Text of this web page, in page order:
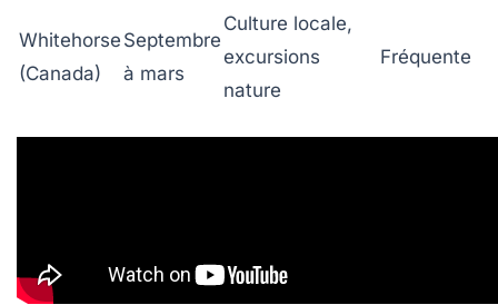
Whitehorse
(Canada)
Septembre
à mars
Culture locale,
excursions
nature
Fréquente